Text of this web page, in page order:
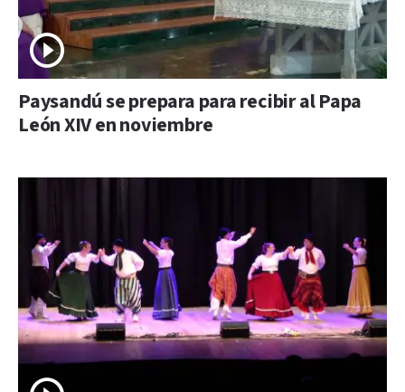
Paysandú se prepara para recibir al Papa
León XIV en noviembre